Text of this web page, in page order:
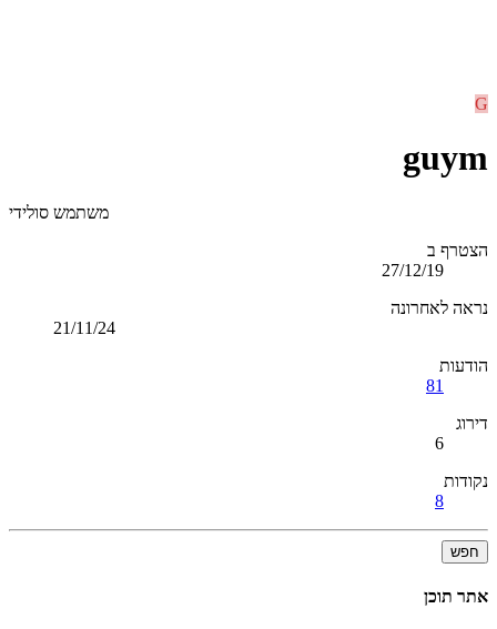
G
guym
משתמש סולידי
הצטרף ב
27/12/19
נראה לאחרונה
21/11/24
הודעות
81
דירוג
6
נקודות
8
חפש
אתר תוכן